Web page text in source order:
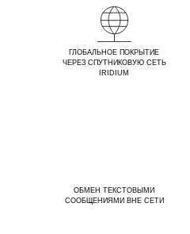
ГЛОБАЛЬНОЕ ПОКРЫТИЕ
ЧЕРЕЗ СПУТНИКОВУЮ СЕТЬ
IRIDIUM
ОБМЕН ТЕКСТОВЫМИ
СООБЩЕНИЯМИ ВНЕ СЕТИ